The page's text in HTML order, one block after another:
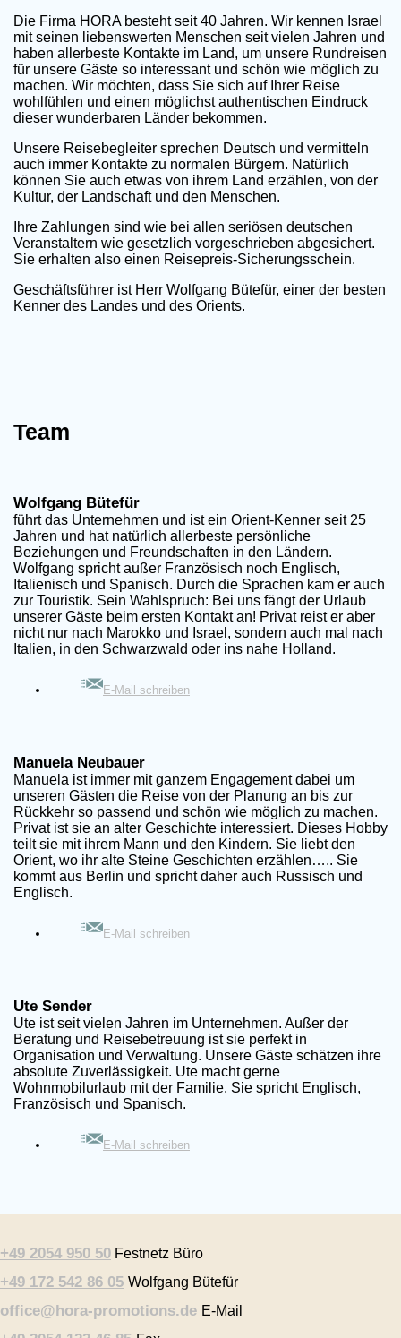
Die Firma HORA besteht seit 40 Jahren. Wir kennen Israel
mit seinen liebenswerten Menschen seit vielen Jahren und
haben allerbeste Kontakte im Land, um unsere Rundreisen
für unsere Gäste so interessant und schön wie möglich zu
machen. Wir möchten, dass Sie sich auf Ihrer Reise
wohlfühlen und einen möglichst authentischen Eindruck
dieser wunderbaren Länder bekommen.
Unsere Reisebegleiter sprechen Deutsch und vermitteln
auch immer Kontakte zu normalen Bürgern. Natürlich
können Sie auch etwas von ihrem Land erzählen, von der
Kultur, der Landschaft und den Menschen.
Ihre Zahlungen sind wie bei allen seriösen deutschen
Veranstaltern wie gesetzlich vorgeschrieben abgesichert.
Sie erhalten also einen Reisepreis-Sicherungsschein.
Geschäftsführer ist Herr Wolfgang Bütefür, einer der besten
Kenner des Landes und des Orients.
Team
Wolfgang Bütefür
führt das Unternehmen und ist ein Orient-Kenner seit 25
Jahren und hat natürlich allerbeste persönliche
Beziehungen und Freundschaften in den Ländern.
Wolfgang spricht außer Französisch noch Englisch,
Italienisch und Spanisch. Durch die Sprachen kam er auch
zur Touristik. Sein Wahlspruch: Bei uns fängt der Urlaub
unserer Gäste beim ersten Kontakt an! Privat reist er aber
nicht nur nach Marokko und Israel, sondern auch mal nach
Italien, in den Schwarzwald oder ins nahe Holland.
E-Mail schreiben
Manuela Neubauer
Manuela ist immer mit ganzem Engagement dabei um
unseren Gästen die Reise von der Planung an bis zur
Rückkehr so passend und schön wie möglich zu machen.
Privat ist sie an alter Geschichte interessiert. Dieses Hobby
teilt sie mit ihrem Mann und den Kindern. Sie liebt den
Orient, wo ihr alte Steine Geschichten erzählen….. Sie
kommt aus Berlin und spricht daher auch Russisch und
Englisch.
E-Mail schreiben
Ute Sender
Ute ist seit vielen Jahren im Unternehmen. Außer der
Beratung und Reisebetreuung ist sie perfekt in
Organisation und Verwaltung. Unsere Gäste schätzen ihre
absolute Zuverlässigkeit. Ute macht gerne
Wohnmobilurlaub mit der Familie. Sie spricht Englisch,
Französisch und Spanisch.
E-Mail schreiben
+49 2054 950 50 Festnetz Büro
+49 172 542 86 05 Wolfgang Bütefür
office@hora-promotions.de E-Mail